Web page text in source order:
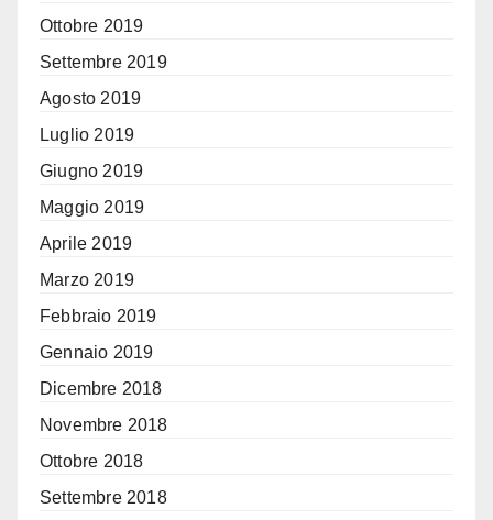
Ottobre 2019
Settembre 2019
Agosto 2019
Luglio 2019
Giugno 2019
Maggio 2019
Aprile 2019
Marzo 2019
Febbraio 2019
Gennaio 2019
Dicembre 2018
Novembre 2018
Ottobre 2018
Settembre 2018